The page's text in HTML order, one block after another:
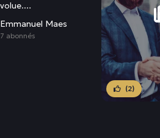
Emmanuel Maes
7 abonnés
(2)